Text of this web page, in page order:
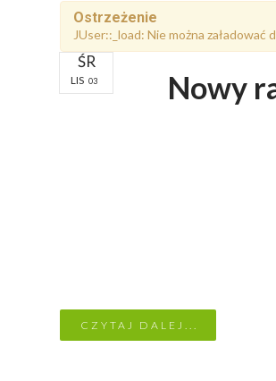
Ostrzeżenie
JUser::_load: Nie można
ŚR
LIS 03 Nowy
CZYTAJ DALEJ...